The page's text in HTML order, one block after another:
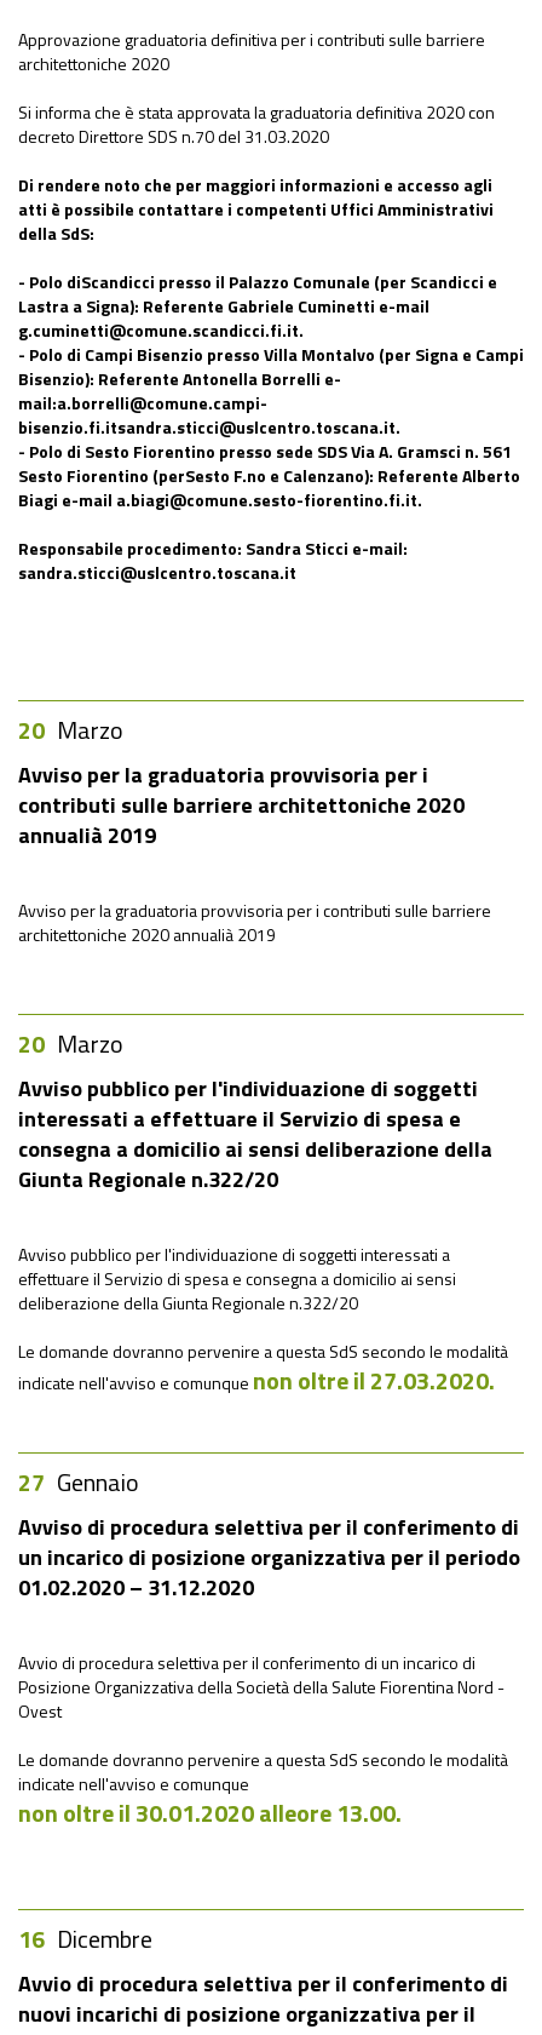
Approvazione graduatoria definitiva per i contributi sulle barriere
architettoniche 2020
Si informa che è stata approvata la graduatoria definitiva 2020 con
decreto Direttore SDS n.70 del 31.03.2020
Di rendere noto che per maggiori informazioni e accesso agli
atti è possibile contattare i competenti Uffici Amministrativi
della SdS:
- Polo diScandicci presso il Palazzo Comunale (per Scandicci e
Lastra a Signa): Referente Gabriele Cuminetti e-mail
g.cuminetti@comune.scandicci.fi.it.
- Polo di Campi Bisenzio presso Villa Montalvo (per Signa e Campi
Bisenzio): Referente Antonella Borrelli e-
mail:a.borrelli@comune.campi-
bisenzio.fi.itsandra.sticci@uslcentro.toscana.it.
- Polo di Sesto Fiorentino presso sede SDS Via A. Gramsci n. 561
Sesto Fiorentino (perSesto F.no e Calenzano): Referente Alberto
Biagi e-mail a.biagi@comune.sesto-fiorentino.fi.it.
Responsabile procedimento: Sandra Sticci e-mail:
sandra.sticci@uslcentro.toscana.it
20 Marzo
Avviso per la graduatoria provvisoria per i
contributi sulle barriere architettoniche 2020
annualià 2019
Avviso per la graduatoria provvisoria per i contributi sulle barriere
architettoniche 2020 annualià 2019
20 Marzo
Avviso pubblico per l'individuazione di soggetti
interessati a effettuare il Servizio di spesa e
consegna a domicilio ai sensi deliberazione della
Giunta Regionale n.322/20
Avviso pubblico per l'individuazione di soggetti interessati a
effettuare il Servizio di spesa e consegna a domicilio ai sensi
deliberazione della Giunta Regionale n.322/20
Le domande dovranno pervenire a questa SdS secondo le modalità
indicate nell'avviso e comunque non oltre il27.03.2020.
27 Gennaio
Avviso di procedura selettiva per il conferimento di
un incarico di posizione organizzativa per il periodo
01.02.2020 – 31.12.2020
Avvio di procedura selettiva per il conferimento di un incarico di
Posizione Organizzativa della Società della Salute Fiorentina Nord -
Ovest
Le domande dovranno pervenire a questa SdS secondo le modalità
indicate nell'avviso e comunque
non oltre il30.01.2020alleore 13.00.
16 Dicembre
Avvio di procedura selettiva per il conferimento di
nuovi incarichi di posizione organizzativa per il